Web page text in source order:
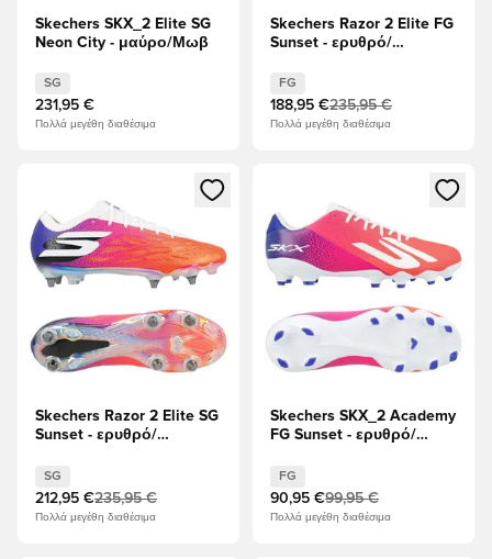
Skechers SKX_2 Elite SG
Neon City - μαύρο/Μωβ
SG
231,95 €
Πολλά μεγέθη διαθέσιμα
Skechers Razor 2 Elite FG
Sunset - ερυθρό/
FG
188,95 €235,95 €
Πολλά μεγέθη διαθέσιμα
Ανοίγει ένα Modal για να συνδεθείτε ή να εγγραφείτε ως
Skechers Razor 2 Elite SG
Sunset - ερυθρό/
SG
212,95 €235,95 €
Πολλά μεγέθη διαθέσιμα
Ανοίγει ένα Modal για να
Skechers SKX_2 Academy
FG Sunset - ερυθρό/
FG
90,95 €99,95 €
Πολλά μεγέθη διαθέσιμα